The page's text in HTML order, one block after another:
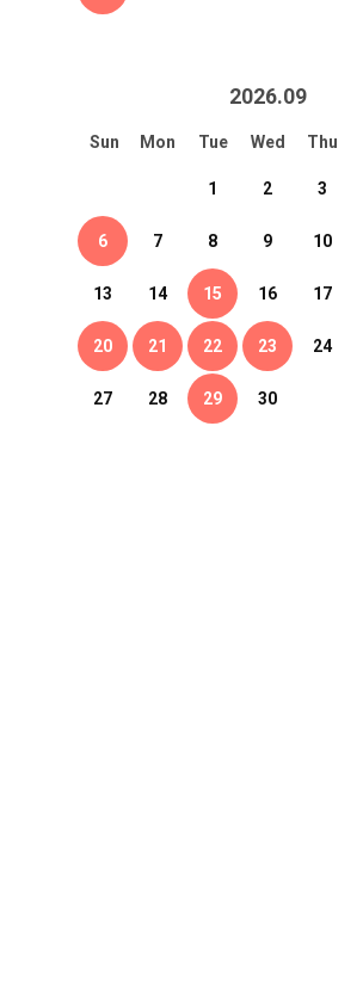
2026.09
Sun Mon Tue Wed Thu
1 2 3
6 7 8 9 10
13 14 15 16 17
20 21 22 23 24
27 28 29 30